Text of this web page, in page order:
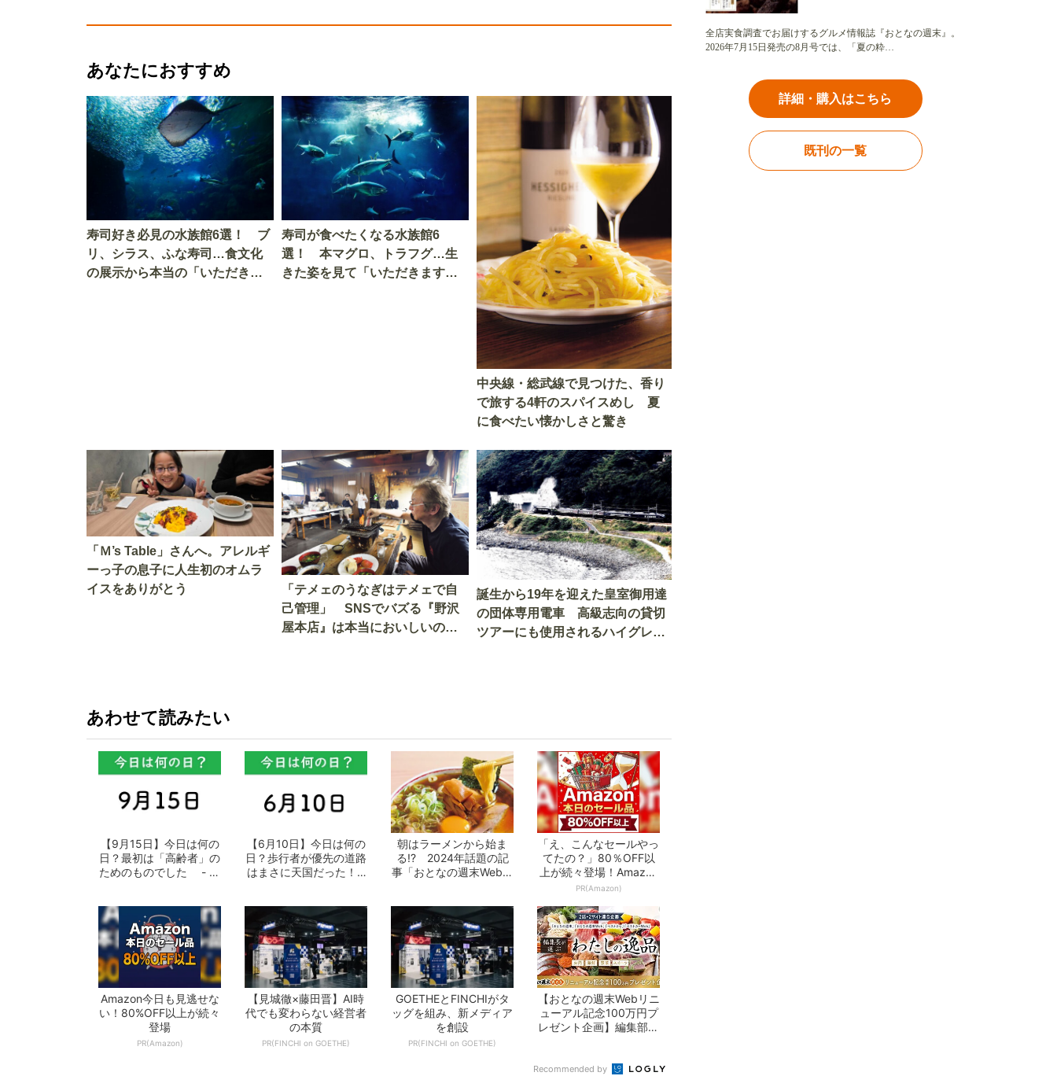
あなたにおすすめ
寿司好き必見の水族館6選！ ブ
リ、シラス、ふな寿司…食文化
の展示から本当の「いただきま
寿司が食べたくなる水族館6
選！ 本マグロ、トラフグ…生
きた姿を見て「いただきます」
中央線・総武線で見つけた、香り
で旅する4軒のスパイスめし 夏
に食べたい懐かしさと驚き
「Ｍ’s Table」さんへ。アレルギ
ーっ子の息子に人生初のオムラ
イスをありがとう
「テメェのうなぎはテメェで自
己管理」 SNSでバズる『野沢
屋本店』は本当においしいの
誕生から19年を迎えた皇室御用達
の団体専用電車 高級志向の貸切
ツアーにも使用されるハイグレー
あわせて読みたい
【9月15日】今日は何の
日？最初は「高齢者」の
ためのものでした - お
【6月10日】今日は何の
日？歩行者が優先の道路
はまさに天国だった！ -
朝はラーメンから始ま
る!? 2024年話題の記
事「おとなの週末Web」
「え、こんなセールやっ
てたの？」80％OFF以
上が続々登場！Amazon
の本気が...
PR(Amazon)
Amazon今日も見逃せな
い！80%OFF以上が続々
登場
PR(Amazon)
【見城徹×藤田晋】AI時
代でも変わらない経営者
の本質
PR(FINCHI on GOETHE)
GOETHEとFINCHIがタ
ッグを組み、新メディア
を創設
PR(FINCHI on GOETHE)
【おとなの週末Webリニ
ューアル記念100万円プ
レゼント企画】編集部が
Recommended by
全店実食調査でお届けするグルメ情報誌『おとなの週末』。
2026年7月15日発売の8月号では、「夏の粋…
詳細・購入はこちら
既刊の一覧